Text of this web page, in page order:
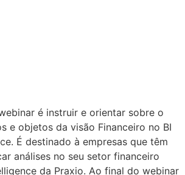
é instruir e orientar sobre o
e objetos da visão Financeiro no BI
É destinado à empresas que têm
análises no seu setor financeiro
da Praxio. Ao final do webinar